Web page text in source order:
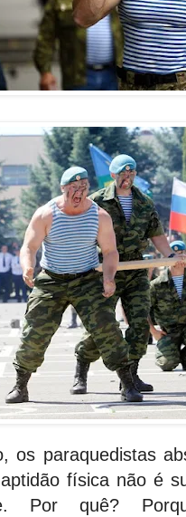
os paraquedistas
física não é
Por quê?